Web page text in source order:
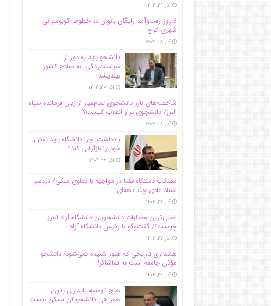
آذر ۲۹, ۱۴۰۴
3 روز رفت‌وآمد رایگان بانوان در خطوط اتوبوسرانی
شهری کرج
آذر ۲۸, ۱۴۰۴
دانشجو باید به دور از
سیاست‌زدگی، به صلاح کشور
بیندیشد
آذر ۲۸, ۱۴۰۴
شاخصه‌های بارز دانشجوی تمام‌عیار از زبان فرمانده سپاه
البرز/ دانشجوی تراز انقلاب کیست؟
آذر ۲۸, ۱۴۰۴
یادداشت| چرا دانشگاه باید نقش
خود را بازآرایی کند؟
آذر ۲۷, ۱۴۰۴
مصائب دستگاه قضا در مواجهه با دعاوی ملکی/ دردسر
اسناد عادی چند‌ دهه‌ای!
آذر ۲۷, ۱۴۰۴
اصلی‌ترین مطالبات دانشجویان دانشگاه آزاد البرز
چیست؟/ گفت‌وگو با رئیس دانشگاه آز‌اد
آذر ۲۷, ۱۴۰۴
هشداری تاریخی که هنوز شنیده نمی‌شود/ دانشجو
مؤذن جامعه است نه تماشاگر!
آذر ۲۶, ۱۴۰۴
هیچ توسعه پایداری بدون
همراهی دانشجویان ممکن نیست